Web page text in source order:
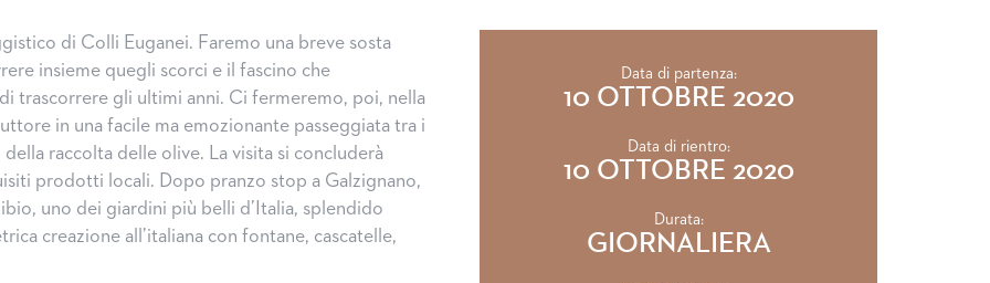
di Colli Euganei. Faremo una breve sosta
insieme quegli scorci e il fascino che
trascorrere gli ultimi anni. Ci fermeremo, poi, nella
in una facile ma emozionante passeggiata tra i
raccolta delle olive. La visita si concluderà
prodotti locali. Dopo pranzo stop a Galzignano,
uno dei giardini più belli d’Italia, splendido
creazione all’italiana con fontane, cascatelle,
Data di partenza:
10 OTTOBRE 2020
Data di rientro:
10 OTTOBRE 2020
Durata:
GIORNALIERA